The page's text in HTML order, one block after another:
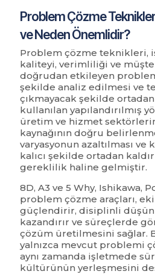
Problem Çözme
ve Neden Önemlidir?
Problem çözme teknikleri,
kaliteyi, verimliliği ve
doğrudan etkileyen
şekilde analiz edilmesi ve
çıkmayacak şekilde ortadan
kullanılan yapılandırılmış
üretim ve hizmet
kaynağının doğru
varyasyonun azaltılması ve
kalıcı şekilde ortadan
gereklilik haline gelmiştir.
8D, A3 ve 5 Why, Ishikawa,
problem çözme araçları,
güçlendirir, disiplinli
kazandırır ve süreçlerde
çözüm üretilmesini sağlar.
yalnızca mevcut problemi
aynı zamanda işletmede
kültürünün yerleşmesini